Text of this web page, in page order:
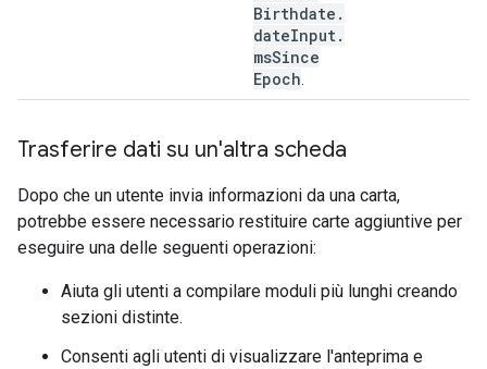
Birthdate .
dateInput.
msSince
Epoch
Trasferire dati su un'altra scheda
Dopo che un utente invia informazioni da una carta,
potrebbe essere necessario restituire carte aggiuntive per
eseguire una delle seguenti operazioni:
Aiuta gli utenti a compilare moduli più lunghi creando
sezioni distinte.
Consenti agli utenti di visualizzare l'anteprima e